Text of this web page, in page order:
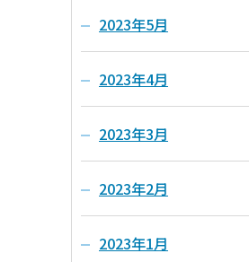
2023年5月
2023年4月
2023年3月
2023年2月
2023年1月